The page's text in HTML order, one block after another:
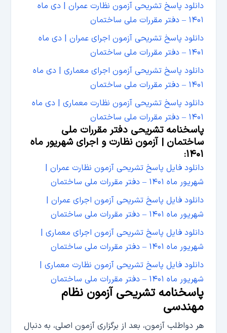
دانلود پاسخ تشریحی آزمون نظارت عمران | دی ماه
۱۴۰۱ – دفتر مقررات ملی ساختمان
دانلود پاسخ تشریحی آزمون اجرای عمران | دی ماه
۱۴۰۱ – دفتر مقررات ملی ساختمان
دانلود پاسخ تشریحی آزمون اجرای معماری | دی ماه
۱۴۰۱ – دفتر مقررات ملی ساختمان
دانلود پاسخ تشریحی آزمون نظارت معماری | دی ماه
۱۴۰۱ – دفتر مقررات ملی ساختمان
پاسخنامه تشریحی دفتر مقررات ملی
ساختمان | آزمون نظارت و اجرای شهریور ماه
۱۴۰۱:
دانلود فایل پاسخ تشریحی آزمون نظارت عمران |
شهریور ماه ۱۴۰۱ – دفتر مقررات ملی ساختمان
دانلود فایل پاسخ تشریحی آزمون اجرای عمران |
شهریور ماه ۱۴۰۱ – دفتر مقررات ملی ساختمان
دانلود فایل پاسخ تشریحی آزمون اجرای معماری |
شهریور ماه ۱۴۰۱ – دفتر مقررات ملی ساختمان
دانلود فایل پاسخ تشریحی آزمون نظارت معماری |
شهریور ماه ۱۴۰۱ – دفتر مقررات ملی ساختمان
پاسخنامه تشریحی آزمون نظام
مهندسی
هر دواطلب آزمون، بعد از برگزاری آزمون اصلی، به دنبال